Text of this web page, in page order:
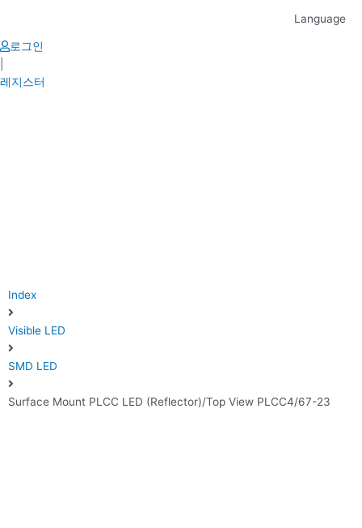
content
Language
로그인
레지스터
Index
Visible LED
SMD LED
Surface Mount PLCC LED (Reflector)/Top View PLCC4/67-23